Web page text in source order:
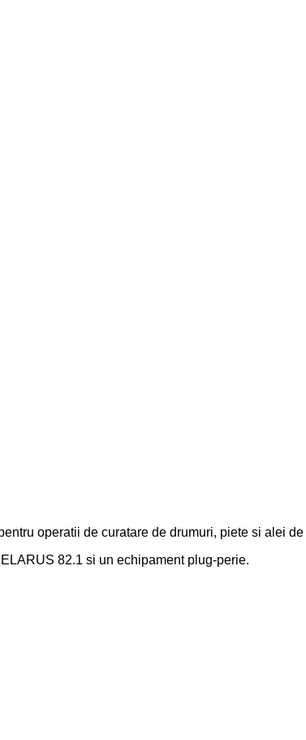
operatii de curatare de drumuri, piete si alei
82.1 si un echipament plug-perie.